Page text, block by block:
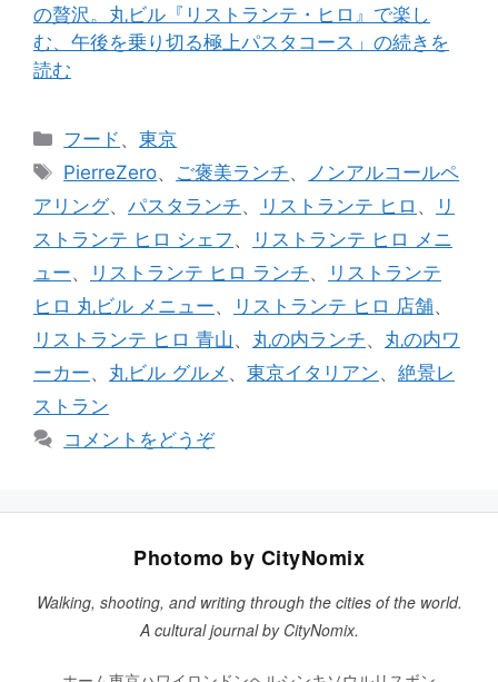
の贅沢。丸ビル『リストランテ・ヒロ』で楽し
む、午後を乗り切る極上パスタコース」の続きを
読む
カ
テ
リ
ー
フード 、東京
タ
グ
PierreZero、 ご褒美ランチ、
ノンアルコールペ
アリング、 パスタランチ、 リストランテ ヒロ 、
リ
ストランテ ヒロ シェフ 、
リストランテ ヒロ メニ
ュー、 リストランテ ヒロ ランチ、
リストランテ
ヒロ 丸ビル メニュー、 リストランテ ヒロ 店舗、
リストランテ ヒロ 青山 、 丸の内ランチ、 丸の内ワ
ーカー、 丸ビル グルメ 、 東京イタリアン、 絶景レ
ストラン
コメントをどうぞ
Photomo by CityNomix
Walking, shooting, and writing through the cities of the world.
A cultural journal by CityNomix.